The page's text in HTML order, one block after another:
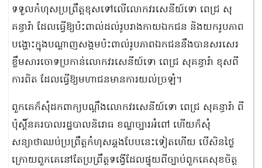
ទទួលកំហុសប្រព្រឹត្តខុសទៅលើលោកវរសេនីយ៍ទោ ពេជ្រ សុ
គន្ធារ៉ា ដែលធ្វើឱ្យប៉ះពាល់ដល់រូបរាងកាយឯកជន និងយករូបភាព
បង្ហោះក្នុងបណ្តាញសង្គមប៉ះពាល់រូបភាពឯកជននឹងបានសរសេរ
ខ្លឹមសារចោទប្រកាន់លោកវរសេនីយ៍ទោ ពេជ្រ សុគន្ធារ៉ា ខុសពី
ការពិត ដែលធ្វើឱ្យមហាជនមានការយល់ច្រឡំ។
ពួកគេក៏សុំដកពាក្យបណ្តឹងលោកវរសេនីយ៍ទោ ពេជ្រ សុគន្ធារ៉ា ពី
ប៉ុស្តិ៍នគរបាលរដ្ឋបាលនិរោធ ខណ្ឌច្បារអំពៅ ហើយក៏សុំ
សន្យាថាឈប់ប្រព្រឹត្តកំហុសឆ្គងបែបនេះទៀតហើយ បើសិនថ្ងៃ
ក្រោយពួកគេនៅតែប្រព្រឹត្តទង្វើដែលផ្ទុយពីច្បាប់ពួកគេសុខចិត្ត